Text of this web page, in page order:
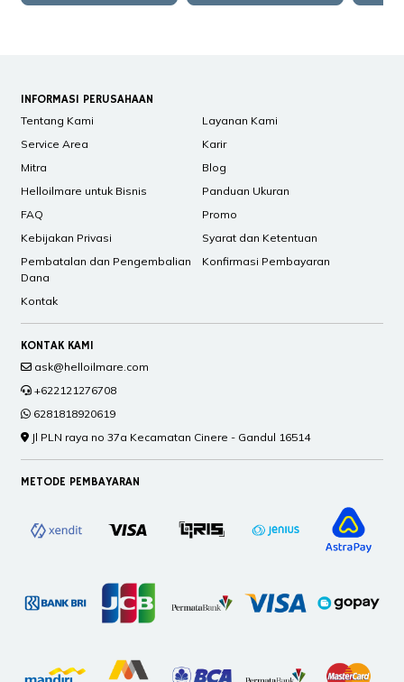
INFORMASI PERUSAHAAN
Tentang Kami
Layanan Kami
Service Area
Karir
Mitra
Blog
Helloilmare untuk Bisnis
Panduan Ukuran
FAQ
Promo
Kebijakan Privasi
Syarat dan Ketentuan
Pembatalan dan Pengembalian
Dana
Konfirmasi Pembayaran
Kontak
KONTAK KAMI
ask@helloilmare.com
+622121276708
6281818920619
Jl PLN raya no 37a Kecamatan Cinere - Gandul 16514
METODE PEMBAYARAN